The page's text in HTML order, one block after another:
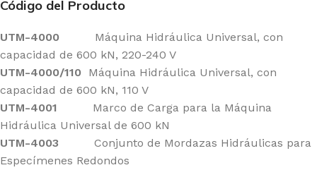
Código del Producto
UTM-4000 Máquina Hidráulica Universal, con
capacidad de 600 kN, 220-240 V
UTM-4000/110 Máquina Hidráulica Universal, con
capacidad de 600 kN, 110 V
UTM-4001 Marco de Carga para la Máquina
Hidráulica Universal de 600 kN
UTM-4003 Conjunto de Mordazas Hidráulicas para
Especímenes Redondos